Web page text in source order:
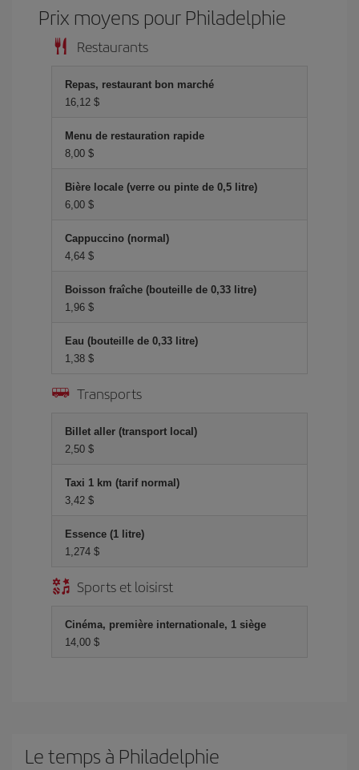
Prix ​​moyens pour Philadelphie
Restaurants
Repas, restaurant bon marché
16,12 $
Menu de restauration rapide
8,00 $
Bière locale (verre ou pinte de 0,5 litre)
6,00 $
Cappuccino (normal)
4,64 $
Boisson fraîche (bouteille de 0,33 litre)
1,96 $
Eau (bouteille de 0,33 litre)
1,38 $
Transports
Billet aller (transport local)
2,50 $
Taxi 1 km (tarif normal)
3,42 $
Essence (1 litre)
1,274 $
Sports et loisirst
Cinéma, première internationale, 1 siège
14,00 $
Le temps à Philadelphie